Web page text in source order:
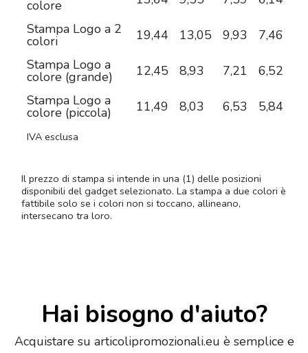
colore
Stampa Logo a 2
colori 19,44 13,05 9,93 7,46
Stampa Logo a
colore (grande) 12,45 8,93 7,21 6,52
Stampa Logo a
colore (piccola) 11,49 8,03 6,53 5,84
IVA esclusa
Il prezzo di stampa si intende in una (1) delle posizioni
disponibili del gadget selezionato. La stampa a due colori è
fattibile solo se i colori non si toccano, allineano,
intersecano tra loro.
Hai bisogno d'aiuto?
Acquistare su articolipromozionali.eu è semplice e